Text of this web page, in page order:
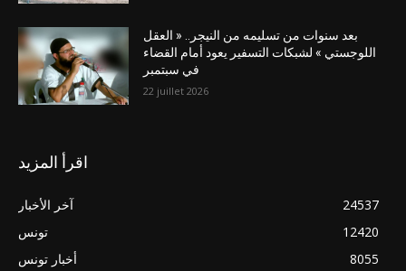
بعد سنوات من تسليمه من النيجر.. « العقل
اللوجستي » لشبكات التسفير يعود أمام القضاء
في سبتمبر
22 juillet 2026
اقرأ المزيد
آخر الأخبار
24537
تونس
12420
أخبار تونس
8055